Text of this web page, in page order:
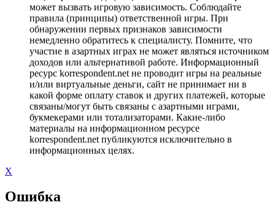
может вызвать игровую зависимость. Соблюдайте
правила (принципы) ответственной игры. При
обнаружении первых признаков зависимости
немедленно обратитесь к специалисту. Помните, что
участие в азартных играх не может являться источником
доходов или альтернативой работе. Информационный
ресурс korrespondent.net не проводит игры на реальные
и/или виртуальные деньги, сайт не принимает ни в
какой форме оплату ставок и других платежей, которые
связаны/могут быть связаны с азартными играми,
букмекерами или тотализаторами. Какие-либо
материалы на информационном ресурсе
korrespondent.net публикуются исключительно в
информационных целях.
X
Ошибка